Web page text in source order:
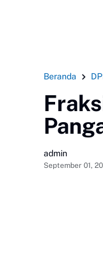
Beranda
admin
September 01,